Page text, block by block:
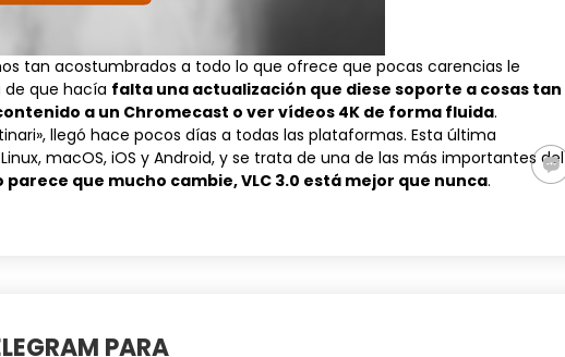
tan acostumbrados a todo lo que ofrece que pocas carencias le
de que hacía falta una actualización que diese soporte a cosas tan
a un Chromecast o ver vídeos 4K de forma fluida.
llegó hace pocos días a todas las plataformas. Esta última
macOS, iOS y Android, y se trata de una de las más importantes del
parece que mucho cambie, VLC 3.0 está mejor que nunca.
PARA